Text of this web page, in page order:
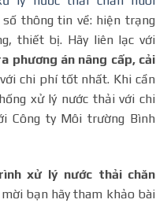
thông tin về: hiện trạng
thiết bị. Hãy liên lạc với
phương án nâng cấp, cải
chi phí tốt nhất. Khi cần
xử lý nước thải với chi
Công ty Môi trường Bình
xử lý nước thải chăn
mời bạn hãy tham khảo bài